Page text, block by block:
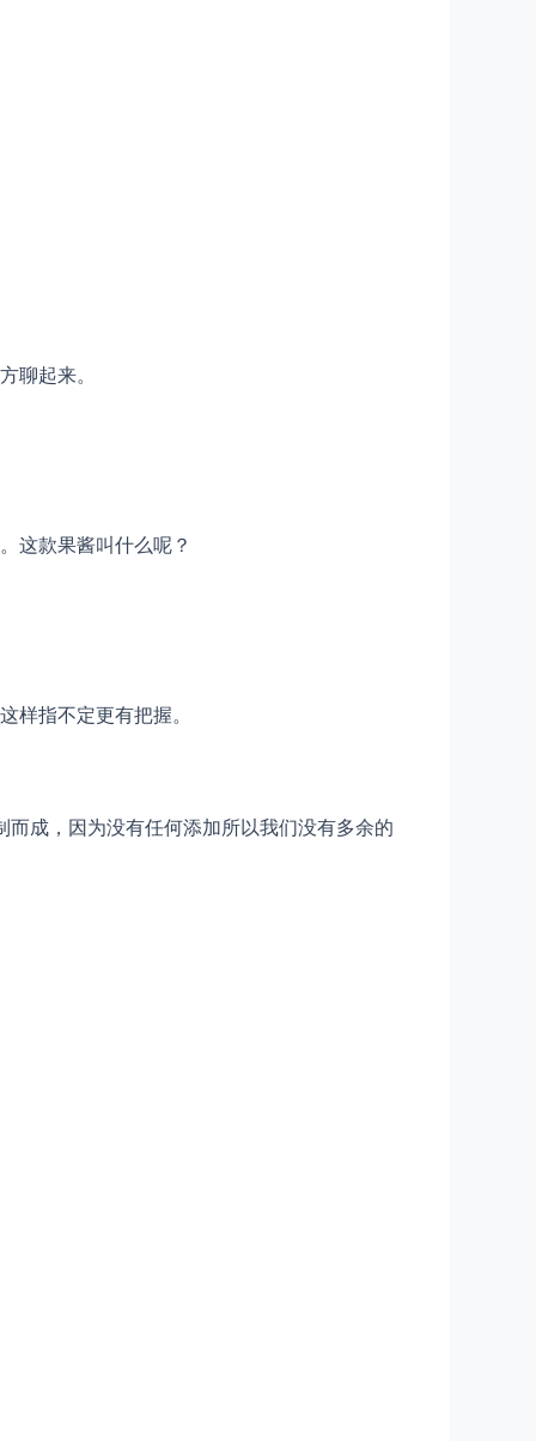
聊起来。
这款果酱叫什么呢？
样指不定更有把握。
成，因为没有任何添加所以我们没有多余的